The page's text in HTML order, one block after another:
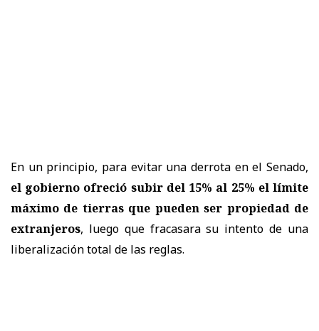
En un principio, para evitar una derrota en el Senado,
el gobierno ofreció subir del 15% al 25% el límite
máximo de tierras que pueden ser propiedad de
extranjeros, luego que fracasara su intento de una
liberalización total de las reglas.